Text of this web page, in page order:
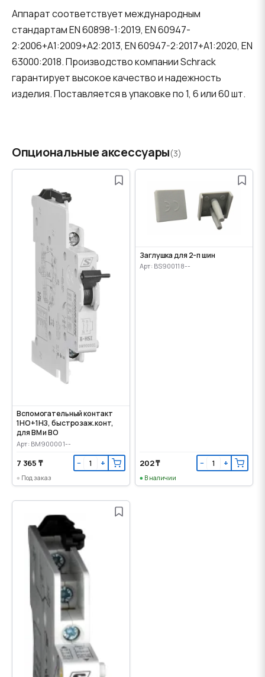
Аппарат соответствует международным
стандартам EN 60898-1:2019, EN 60947-
2:2006+A1:2009+A2:2013, EN 60947-2:2017+A1:2020, EN
63000:2018. Производство компании Schrack
гарантирует высокое качество и надежность
изделия. Поставляется в упаковке по 1, 6 или 60 шт.
Опциональные аксессуары(3)
Вспомогательный контакт
1НО+1НЗ, быстрозаж.конт,
для ВМ и ВО
Арт: BM900001--
7 365 ₸ − +
Под заказ
Заглушка для 2-п шин
Арт: BS900118--
202 ₸ − +
В наличии